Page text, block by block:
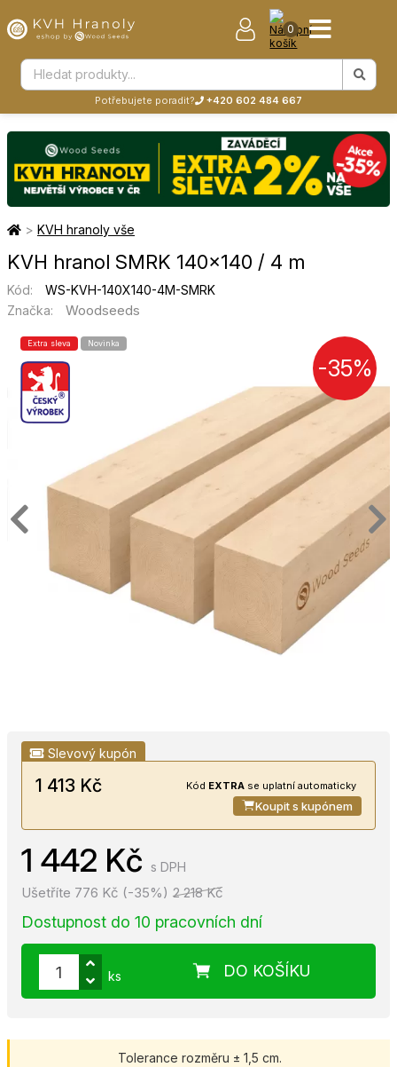
0
Potřebujete poradit? +420 602 484 667
> KVH hranoly vše
KVH hranol SMRK 140×140 / 4 m
Kód:
WS-KVH-140X140-4M-SMRK
Značka:
Woodseeds
Extra sleva Novinka
-35%
Slevový kupón
1 413 Kč Kód EXTRA se uplatní automaticky
Koupit s kupónem
1 442 Kč s DPH
2 218 Kč
Ušetříte 776 Kč (-35%)
Dostupnost do 10 pracovních dní
DO KOŠÍKU
ks
Tolerance rozměru ± 1,5 cm.